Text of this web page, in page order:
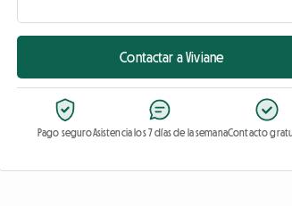
Contactar a Viviane
Pago seguroAsistencia los 7 días de la semanaContacto